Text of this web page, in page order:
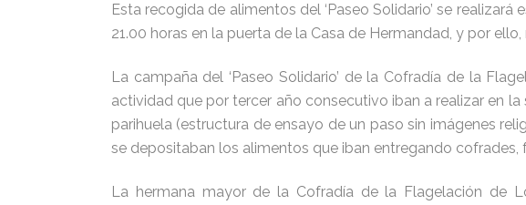
Esta recogida de alimentos del ‘Paseo Solidario’ se
21.00 horas en la puerta de la Casa de Hermandad, y por
La campaña del ‘Paseo Solidario’ de la Cofradía de la
actividad que por tercer año consecutivo iban a realizar en
parihuela (estructura de ensayo de un paso sin imágenes
se depositaban los alimentos que iban entregando cofrades,
La hermana mayor de la Cofradía de la Flagelación de